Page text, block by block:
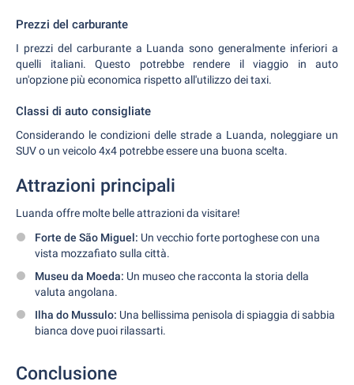
Prezzi del carburante
I prezzi del carburante a Luanda sono generalmente inferiori a
quelli italiani. Questo potrebbe rendere il viaggio in auto
un'opzione più economica rispetto all'utilizzo dei taxi.
Classi di auto consigliate
Considerando le condizioni delle strade a Luanda, noleggiare un
SUV o un veicolo 4x4 potrebbe essere una buona scelta.
Attrazioni principali
Luanda offre molte belle attrazioni da visitare!
Forte de São Miguel: Un vecchio forte portoghese con una
vista mozzafiato sulla città.
Museu da Moeda: Un museo che racconta la storia della
valuta angolana.
Ilha do Mussulo: Una bellissima penisola di spiaggia di sabbia
bianca dove puoi rilassarti.
Conclusione